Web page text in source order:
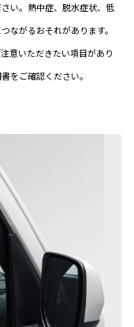
い。熱中症、脱水症状、低
ながるおそれがあります。
意いただきたい項目があり
をご確認ください。